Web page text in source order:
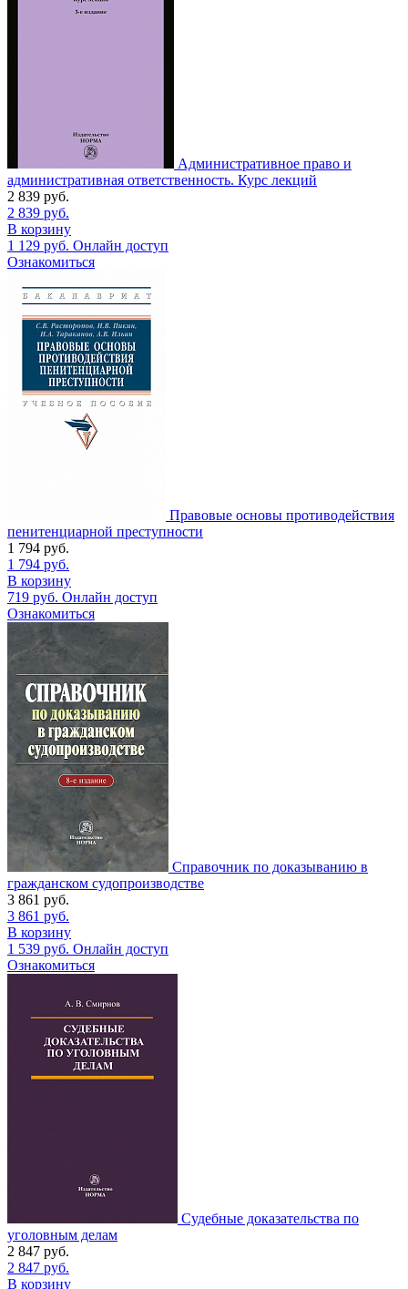
Административное право и
административная ответственность. Курс лекций
2 839 руб.
2 839 руб.
В корзину
1 129 руб. Онлайн доступ
Ознакомиться
Правовые основы противодействия
пенитенциарной преступности
1 794 руб.
1 794 руб.
В корзину
719 руб. Онлайн доступ
Ознакомиться
Справочник по доказыванию в
гражданском судопроизводстве
3 861 руб.
3 861 руб.
В корзину
1 539 руб. Онлайн доступ
Ознакомиться
Судебные доказательства по
уголовным делам
2 847 руб.
2 847 руб.
В корзину